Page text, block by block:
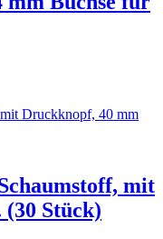
mit
Stück)